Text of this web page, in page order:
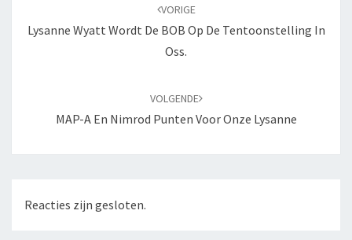
VORIGE
Lysanne Wyatt Wordt De BOB Op De Tentoonstelling In
Oss.
VOLGENDE
MAP-A En Nimrod Punten Voor Onze Lysanne
Reacties zijn gesloten.